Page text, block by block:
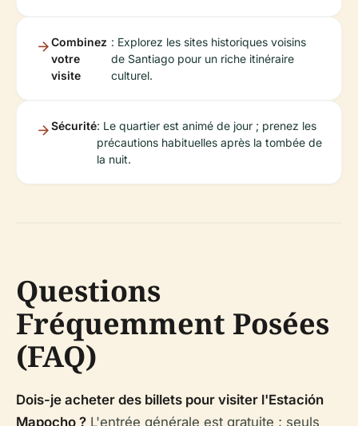
Combinez
votre
visite
: Explorez les sites historiques voisins
de Santiago pour un riche itinéraire
culturel.
Sécurité: Le quartier est animé de jour ; prenez les
précautions habituelles après la tombée de
la nuit.
Questions
Fréquemment Posées
(FAQ)
Dois-je acheter des billets pour visiter l'Estación
Mapocho ? L'entrée générale est gratuite ; seuls